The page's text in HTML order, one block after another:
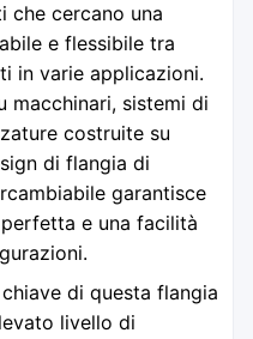
che cercano una
e flessibile tra
in varie applicazioni.
macchinari, sistemi di
costruite su
di flangia di
garantisce
e una facilità
di questa flangia
livello di